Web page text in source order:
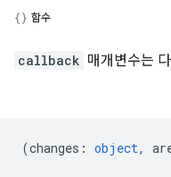
함수
callback 매개변수는
(changes : object,